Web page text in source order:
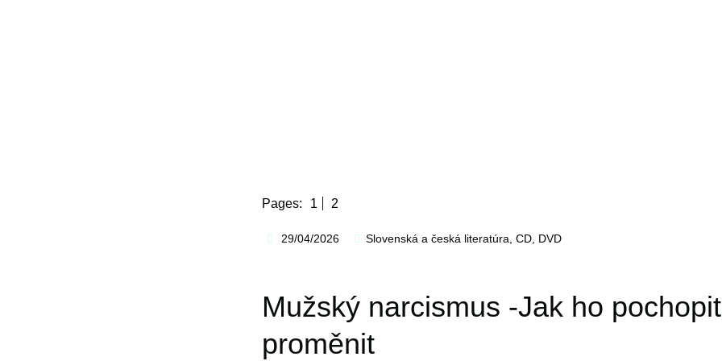
Pages: 1 2
29/04/2026 Slovenská a česká literatúra, CD, DVD
Mužský narcismus -Jak ho
proměnit